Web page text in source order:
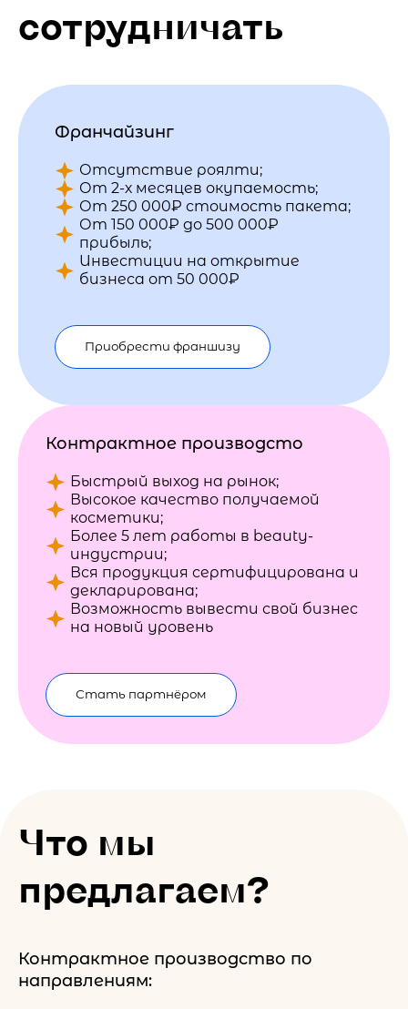
сотрудничать
Франчайзинг
Отсутствие роялти;
От 2-х месяцев окупаемость;
От 250 000₽ стоимость пакета;
От 150 000₽ до 500 000₽
прибыль;
Инвестиции на открытие
бизнеса от 50 000₽
Приобрести франшизу
Контрактное производсто
Быстрый выход на рынок;
Высокое качество получаемой
косметики;
Более 5 лет работы в beauty-
индустрии;
Вся продукция сертифицирована и
декларирована;
Возможность вывести свой бизнес
на новый уровень
Стать партнёром
Что мы
предлагаем?
Контрактное производство по
направлениям: